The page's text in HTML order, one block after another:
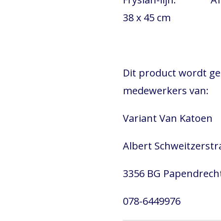
38 x 45 cm
Dit product wordt
medewerkers van:
Variant Van Katoen
Albert
3356 BG
078-6449976